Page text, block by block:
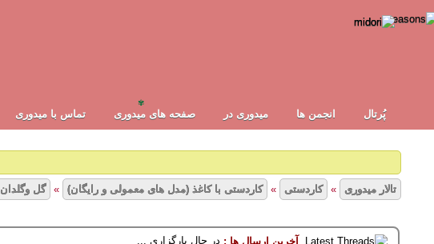
پُرتال انجمن ها ميدوری در صفحه های میدوری تماس با میدوری
تالار میدوری » کاردستی » کاردستی با کاغذ (مدل های معمولی و رایگان) » گل وگلدان
آخرین ارسال ها : در حال بارگزاری ...
✾